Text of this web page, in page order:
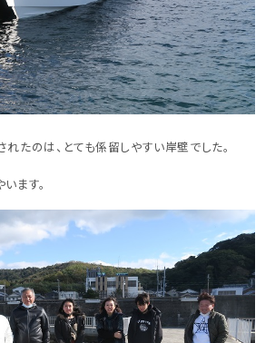
たのは、とても係留しやすい岸壁でした。
ます。